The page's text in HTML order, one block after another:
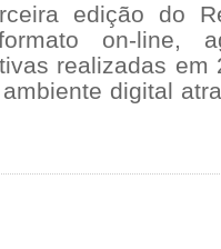
edição do
on-line,
realizadas em
digital